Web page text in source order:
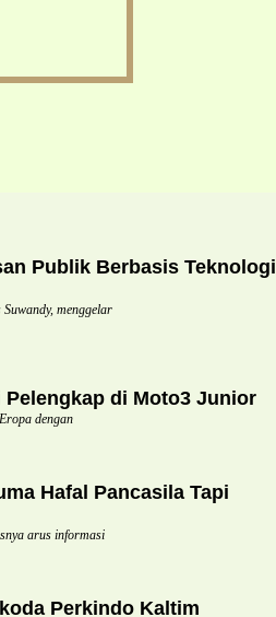
Publik Berbasis Teknologi
menggelar
Pelengkap di Moto3 Junior
dengan
Hafal Pancasila Tapi
arus informasi
Perkindo Kaltim